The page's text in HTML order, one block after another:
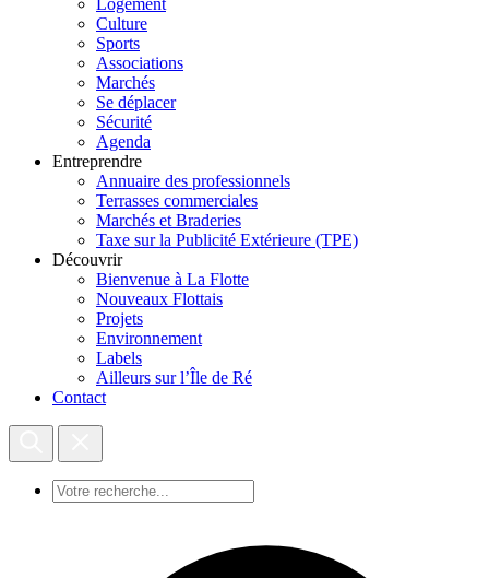
Logement
Culture
Sports
Associations
Marchés
Se déplacer
Sécurité
Agenda
Entreprendre
Annuaire des professionnels
Terrasses commerciales
Marchés et Braderies
Taxe sur la Publicité Extérieure (TPE)
Découvrir
Bienvenue à La Flotte
Nouveaux Flottais
Projets
Environnement
Labels
Ailleurs sur l’Île de Ré
Contact